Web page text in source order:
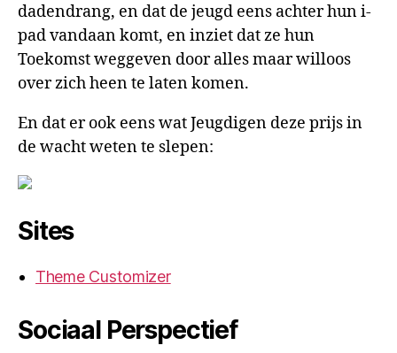
dadendrang, en dat de jeugd eens achter hun i-
pad vandaan komt, en inziet dat ze hun
Toekomst weggeven door alles maar willoos
over zich heen te laten komen.
En dat er ook eens wat Jeugdigen deze prijs in
de wacht weten te slepen:
Sites
Theme Customizer
Sociaal Perspectief